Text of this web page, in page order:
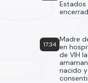
Estados
17:34
Madre
en
de VIH
nacido